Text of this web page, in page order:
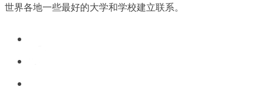
世界各地一些最好的大学和学校建立联系。